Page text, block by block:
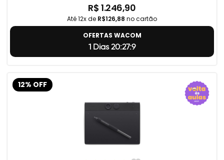
R$ 1.246,90
Até 12x de R$126,88 no cartão
OFERTAS WACOM
1 Dias 20:27:8
12% OFF